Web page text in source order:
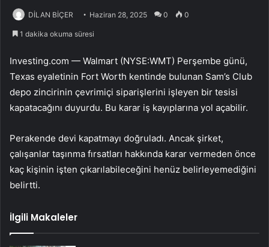
DİLAN BİÇER Haziran 28, 2025 0 0
1 dakika okuma süresi
Investing.com — Walmart (NYSE:WMT) Perşembe günü,
Texas eyaletinin Fort Worth kentinde bulunan Sam’s Club
depo zincirinin çevrimiçi siparişlerini işleyen bir tesisi
kapatacağını duyurdu. Bu karar iş kayıplarına yol açabilir.
Perakende devi kapatmayı doğruladı. Ancak şirket,
çalışanlar taşınma fırsatları hakkında karar vermeden önce
kaç kişinin işten çıkarılabileceğini henüz belirleyemediğini
belirtti.
İlgili Makaleler